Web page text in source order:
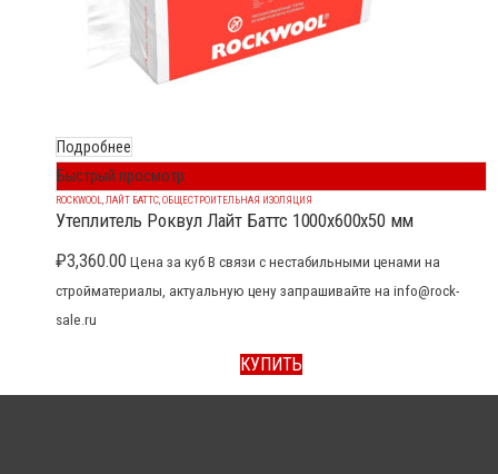
Подробнее
Быстрый просмотр
ROCKWOOL ЛАЙТ БАТТС ОБЩЕСТРОИТЕЛЬНАЯ ИЗОЛЯЦИЯ
Утеплитель Роквул Лайт Баттс 1000x600x50 мм
₽3,360.00 Цена за куб В связи с нестабильными ценами на
стройматериалы, актуальную цену запрашивайте на info@rock-
sale.ru
КУПИТЬ